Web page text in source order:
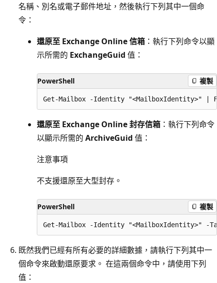
名稱、別名或電子郵件地址，然後執行下列其中一個命
令：
還原至 Exchange Online 信箱 ：執行下列命令以顯
示所需的 ExchangeGuid 值：
PowerShell 複製
還原至 Exchange Online 封存信箱 ：執行下列命令
以顯示所需的 ArchiveGuid 值：
注意事項
不支援還原至大型封存。
PowerShell 複製
既然我們已經有所有必要的詳細數據，請執行下列其中一
個命令來啟動還原要求。 在這兩個命令中，請使用下列
值：